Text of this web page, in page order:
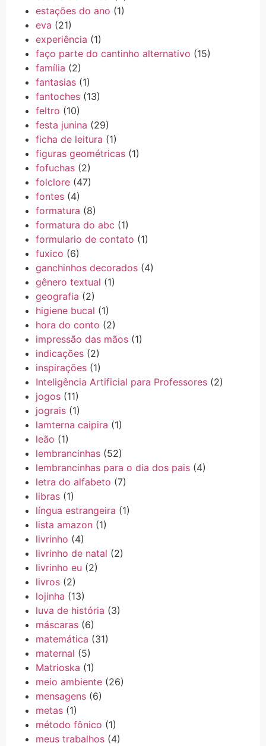
estações do ano (1)
eva (21)
experiência (1)
faço parte do cantinho alternativo (15)
família (2)
fantasias (1)
fantoches (13)
feltro (10)
festa junina (29)
ficha de leitura (1)
figuras geométricas (1)
fofuchas (2)
folclore (47)
fontes (4)
formatura (8)
formatura do abc (1)
formulario de contato (1)
fuxico (6)
ganchinhos decorados (4)
gênero textual (1)
geografia (2)
higiene bucal (1)
hora do conto (2)
impressão das mãos (1)
indicações (2)
inspirações (1)
Inteligência Artificial para Professores (2)
jogos (11)
jograis (1)
lamterna caipira (1)
leão (1)
lembrancinhas (52)
lembrancinhas para o dia dos pais (4)
letra do alfabeto (7)
libras (1)
língua estrangeira (1)
lista amazon (1)
livrinho (4)
livrinho de natal (2)
livrinho eu (2)
livros (2)
lojinha (13)
luva de história (3)
máscaras (6)
matemática (31)
maternal (5)
Matrioska (1)
meio ambiente (26)
mensagens (6)
metas (1)
método fônico (1)
meus trabalhos (4)